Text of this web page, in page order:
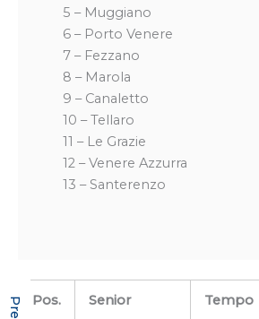
5 – Muggiano
6 – Porto Venere
7 – Fezzano
8 – Marola
9 – Canaletto
10 – Tellaro
11 – Le Grazie
12 – Venere Azzurra
13 – Santerenzo
Pos. Senior Tempo